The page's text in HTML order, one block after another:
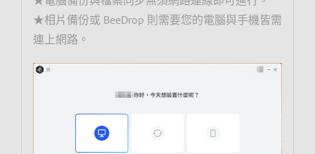
★相片備份或 BeeDrop 則需要您的電腦與手機皆需
連上網路。